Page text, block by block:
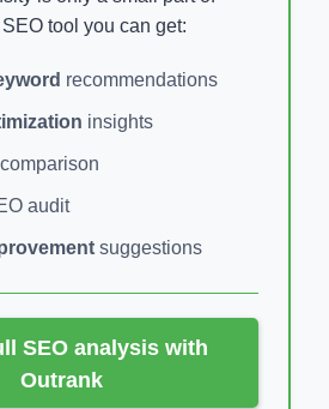
tool you can get:
recommendations
insights
comparison
audit
suggestions
SEO analysis with
Outrank